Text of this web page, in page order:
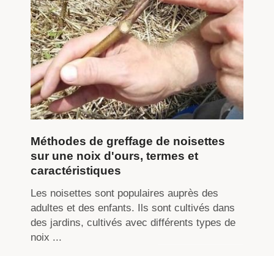
Méthodes de greffage de noisettes
sur une noix d'ours, termes et
caractéristiques
Les noisettes sont populaires auprès des
adultes et des enfants. Ils sont cultivés dans
des jardins, cultivés avec différents types de
noix ...